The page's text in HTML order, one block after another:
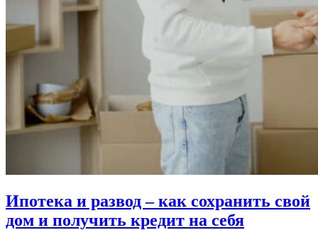
Ипотека и развод – как сохранить свой
дом и получить кредит на себя